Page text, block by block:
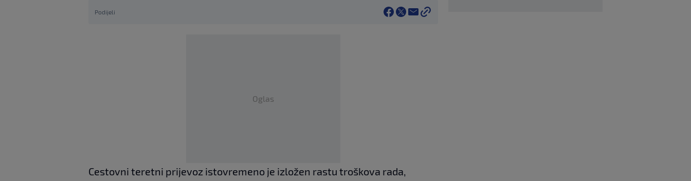
Podijeli
Oglas
Cestovni teretni prijevoz istovremeno je izložen rastu troškova rada,